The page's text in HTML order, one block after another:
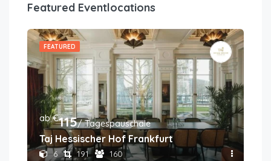
Featured Eventlocations
FEATURED
ab €115/ Tagespauschale
Taj Hessischer Hof Frankfurt
6 191 160